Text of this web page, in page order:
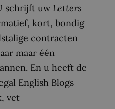
schrijft uw Letters
kort, bondig
contracten
maar één
En u heeft de
English Blogs
vet